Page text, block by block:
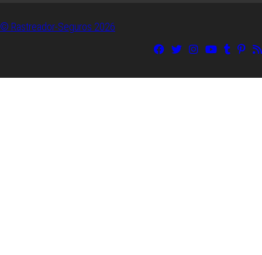
© Rastreador-Seguros 2026